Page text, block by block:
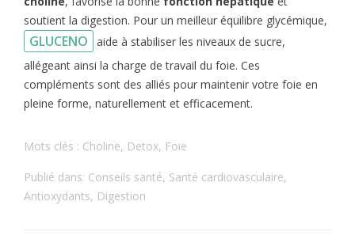
soutient la digestion. Pour un meilleur équilibre glycémique,
GLUCENO
aide à stabiliser les niveaux de sucre,
allégeant ainsi la charge de travail du foie. Ces
compléments sont des alliés pour maintenir votre foie en
pleine forme, naturellement et efficacement.
Mots clés : Choline, Detox, Foie
Publié dans: Conseils santé, Santé cardiovasculaire,
Antioxydants, Digestion